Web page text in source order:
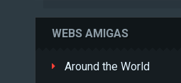
WEBS AMIGAS
Around the World